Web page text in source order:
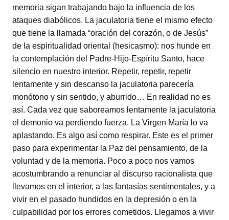
memoria sigan trabajando bajo la influencia de los
ataques diabólicos. La jaculatoria tiene el mismo efecto
que tiene la llamada “oración del corazón, o de Jesús”
de la espiritualidad oriental (hesicasmo): nos hunde en
la contemplación del Padre-Hijo-Espíritu Santo, hace
silencio en nuestro interior. Repetir, repetir, repetir
lentamente y sin descanso la jaculatoria parecería
monótono y sin sentido, y aburrido… En realidad no es
así. Cada vez que saboreamos lentamente la jaculatoria
el demonio va perdiendo fuerza. La Virgen María lo va
aplastando. Es algo así como respirar. Este es el primer
paso para experimentar la Paz del pensamiento, de la
voluntad y de la memoria. Poco a poco nos vamos
acostumbrando a renunciar al discurso racionalista que
llevamos en el interior, a las fantasías sentimentales, y a
vivir en el pasado hundidos en la depresión o en la
culpabilidad por los errores cometidos. Llegamos a vivir